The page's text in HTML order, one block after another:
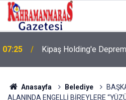
07:19 Deprem Sonrası
Anasayfa Belediye
ALANINDA ENGELLİ BİREYLERE